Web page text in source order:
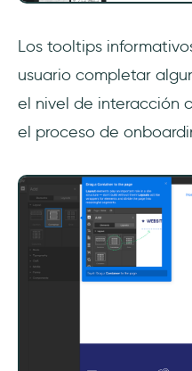
Los tooltips
usuario completar
el nivel de interacción
el proceso de